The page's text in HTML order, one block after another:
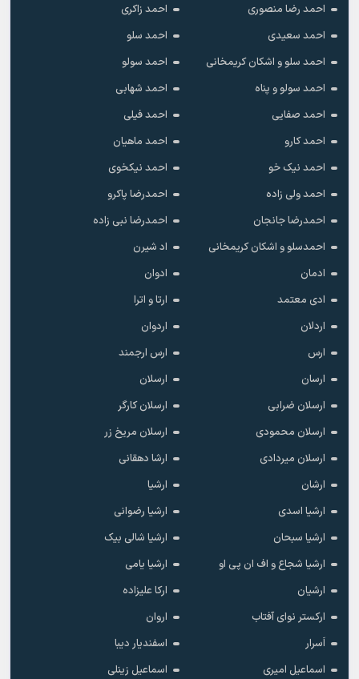
احمد رضا منصوری
احمد زاکری
احمد سعیدی
احمد سلو
احمد سلو و اشکان کریمخانی
احمد سولو
احمد سولو و پناه
احمد شهابی
احمد صفایی
احمد فیلی
احمد کارو
احمد ماهیان
احمد نیک خو
احمد نیکخوی
احمد ولی زاده
احمدرضا پاکرو
احمدرضا جانجان
احمدرضا نبی زاده
احمدسلو و اشکان کریمخانی
اد شیرن
ادمان
ادوان
ادی معتمد
ارتا و اترا
اردلان
اردوان
ارس
ارس ارجمند
ارسان
ارسلان
ارسلان ضرابی
ارسلان کارگر
ارسلان محمودی
ارسلان مریخ زر
ارسلان میردادی
ارشا دهقانی
ارشان
ارشیا
ارشیا اسدی
ارشیا رضوانی
ارشیا سبحان
ارشیا شالی بیک
ارشیا شجاع و اف ان پی او
ارشیا یامی
ارشیان
ارکا علیزاده
ارکستر نوای آفتاب
اروان
اَسرار
اسفندیار دیبا
اسماعیل امیری
اسماعیل زینلی